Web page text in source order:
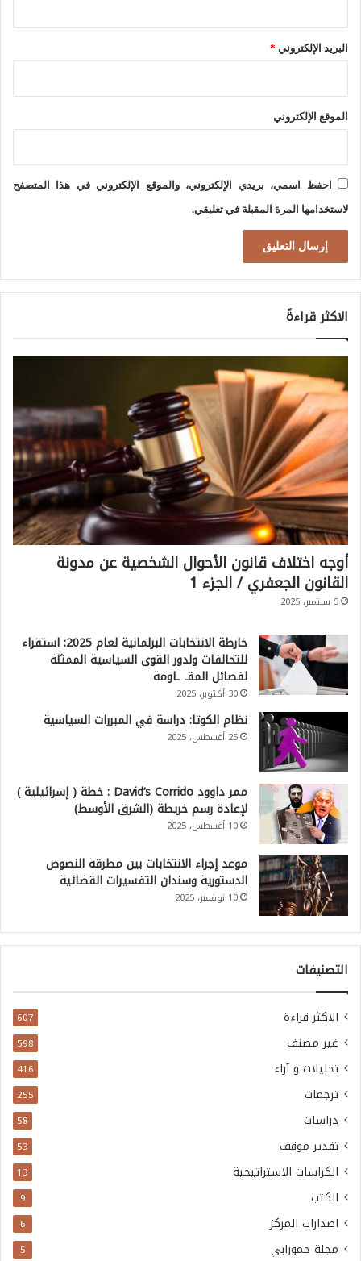
ظ
و
ض
ى
ل
ص
ن
ع
ة
و
ي
ي
البريد الإلكتروني *
الموقع الإلكتروني
احفظ اسمي، بريدي الإلكتروني، والموقع الإلكتروني في هذا المتصفح
لاستخدامها المرة المقبلة في تعليقي.
الاكثر قراءةً
أوجه اختلاف قانون الأحوال الشخصية عن مدونة
القانون الجعفري / الجزء 1
5 سبتمبر، 2025
خارطة الانتخابات البرلمانية لعام 2025: استقراء
للتحالفات ولدور القوى السياسية الممثلة
لفصائل المقـ ـاومة
30 أكتوبر، 2025
نظام الكوتا: دراسة في المبررات السياسية
25 أغسطس، 2025
ممر داوود David’s Corrido : خطة ( إسرائيلية )
لإعادة رسم خريطة (الشرق الأوسط)
10 أغسطس، 2025
موعد إجراء الانتخابات بين مطرقة النصوص
الدستورية وسندان التفسيرات القضائية
10 نوفمبر، 2025
التصنيفات
الاكثر قراءة 607
غير مصنف 598
تحليلات و آراء 416
ترجمات 255
دراسات 58
تقدير موقف 53
الكراسات الاستراتيجية 13
الكتب 9
اصدارات المركز 6
مجلة حمورابي 5